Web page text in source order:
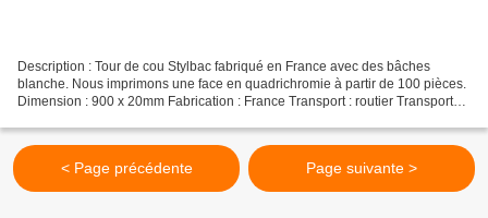
Description : Tour de cou Stylbac fabriqué en France avec des bâches
blanche. Nous imprimons une face en quadrichromie à partir de 100 pièces.
Dimension : 900 x 20mm Fabrication : France Transport : routier Transport
< Page précédente Page suivante >